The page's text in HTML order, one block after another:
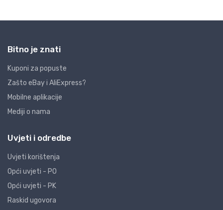
Bitno je znati
Kuponi za popuste
Zašto eBay i AliExpress?
Mobilne aplikacije
Mediji o nama
Uvjeti i odredbe
Uvjeti korištenja
Opći uvjeti - PO
Opći uvjeti - PK
Raskid ugovora